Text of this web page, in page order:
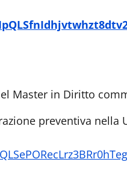
Master in Diritto
preventiva nella